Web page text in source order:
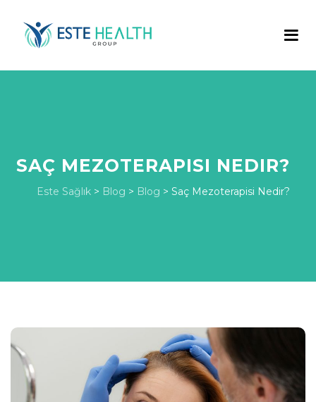
SAÇ MEZOTERAPISI NEDIR?
Este Sağlık > Blog > Blog > Saç Mezoterapisi Nedir?